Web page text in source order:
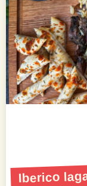
Iberico